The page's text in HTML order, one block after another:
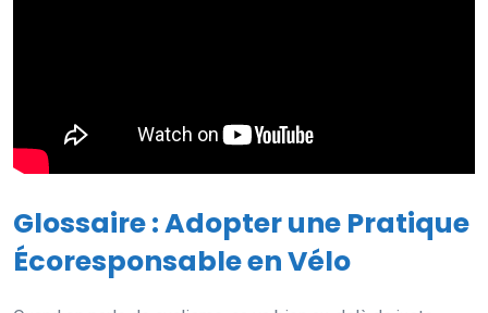
Glossaire : Adopter une Pratique
Écoresponsable en Vélo